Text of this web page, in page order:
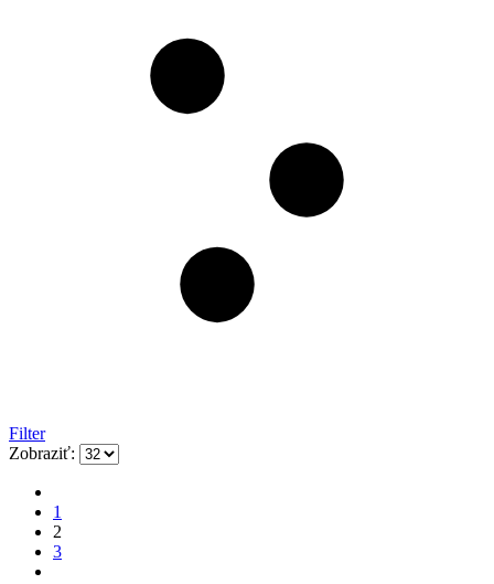
Filter
Zobraziť:
1
2
3